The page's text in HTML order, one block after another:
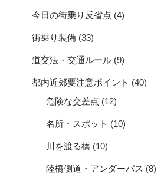
今日の街乗り反省点 (4)
街乗り装備 (33)
道交法・交通ルール (9)
都内近郊要注意ポイント (40)
危険な交差点 (12)
名所・スポット (10)
川を渡る橋 (10)
陸橋側道・アンダーパス (8)